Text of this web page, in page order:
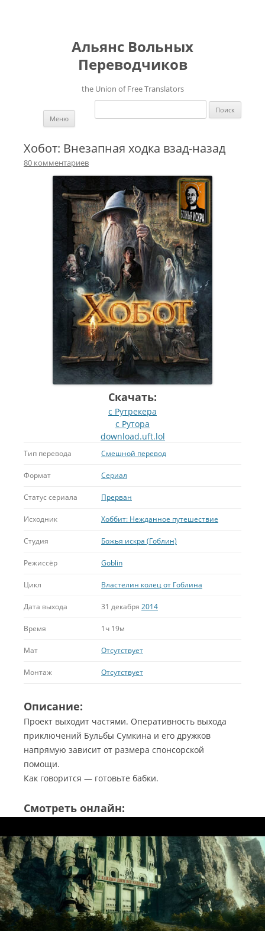
Альянс Вольных
Переводчиков
the Union of Free Translators
Найти:
Меню
Хобот: Внезапная ходка взад-назад
80 комментариев
Скачать:
с Рутрекера
с Рутора
download.uft.lol
Тип перевода Смешной перевод
Формат Сериал
Статус сериала Прерван
Исходник Хоббит: Нежданное путешествие
Студия Божья искра (Гоблин)
Режиссёр Goblin
Цикл Властелин колец от Гоблина
Дата выхода 31 декабря 2014
Время 1ч 19м
Мат Отсутствует
Монтаж Отсутствует
Описание:
Проект выходит частями. Оперативность выхода
приключений Бульбы Сумкина и его дружков
напрямую зависит от размера спонсорской
помощи.
Как говорится — готовьте бабки.
Смотреть онлайн: